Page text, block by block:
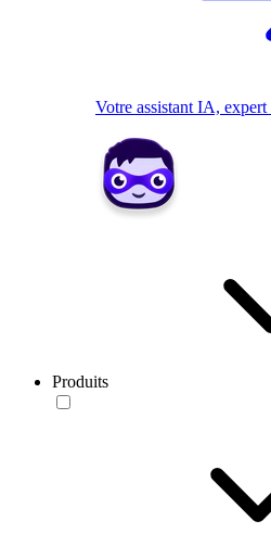
Votre assistant IA, expert
Produits